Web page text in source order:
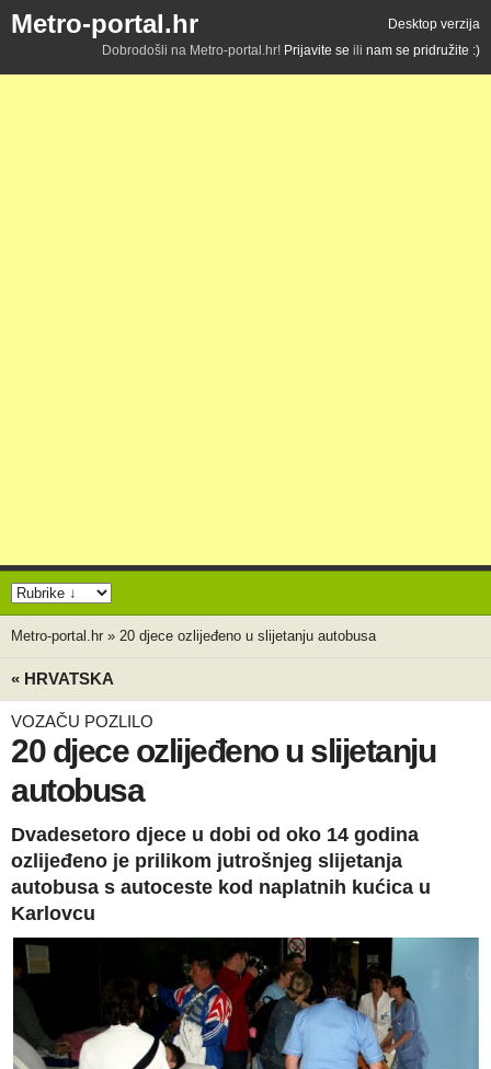
Metro-portal.hr
Desktop verzija
Dobrodošli na Metro-portal.hr! Prijavite se ili nam se pridružite :)
Metro-portal.hr » 20 djece ozlijeđeno u slijetanju autobusa
« HRVATSKA
VOZAČU POZLILO
20 djece ozlijeđeno u slijetanju
autobusa
Dvadesetoro djece u dobi od oko 14 godina
ozlijeđeno je prilikom jutrošnjeg slijetanja
autobusa s autoceste kod naplatnih kućica u
Karlovcu